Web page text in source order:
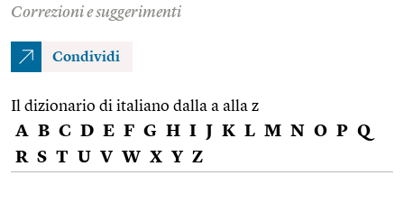
Correzioni e suggerimenti
Condividi
Il dizionario di italiano dalla a alla z
A B C D E F G H I J K L M N O P Q
R S T U V W X Y Z